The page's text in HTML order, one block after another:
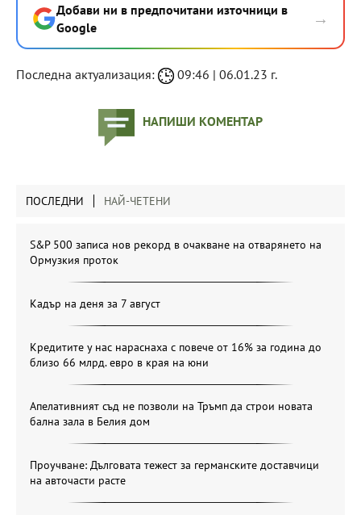
Добави ни в предпочитани източници в
Google
→
Последна актуализация: 09:46 | 06.01.23 г.
НАПИШИ КОМЕНТАР
ПОСЛЕДНИ НАЙ-ЧЕТЕНИ
S&P 500 записа нов рекорд в очакване на отварянето на
Ормузкия проток
Кадър на деня за 7 август
Кредитите у нас нараснаха с повече от 16% за година до
близо 66 млрд. евро в края на юни
Апелативният съд не позволи на Тръмп да строи новата
бална зала в Белия дом
Проучване: Дълговата тежест за германските доставчици
на авточасти расте